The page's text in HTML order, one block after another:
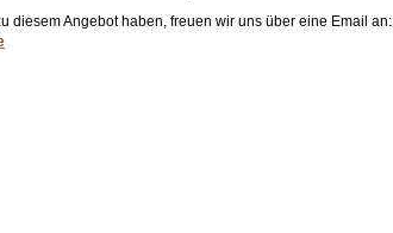
diesem Angebot haben, freuen wir uns über eine Email an: